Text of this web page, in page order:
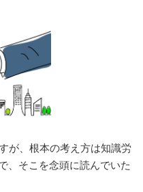
が、根本の考え方は知識労
、そこを念頭に読んでいた